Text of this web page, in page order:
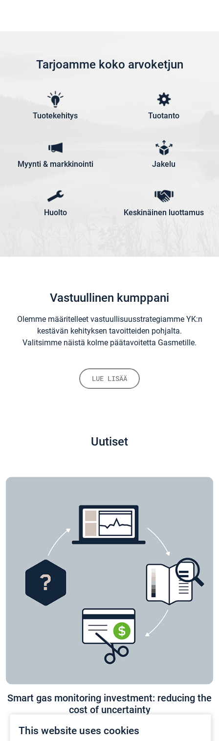
This website uses cookies
Tarjoamme koko arvoketjun
Tuotekehitys Tuotanto
Myynti & markkinointi Jakelu
Huolto Keskinäinen luottamus
Vastuullinen kumppani
Olemme määritelleet vastuullisuusstrategiamme YK:n
kestävän kehityksen tavoitteiden pohjalta.
Valitsimme näistä kolme päätavoitetta Gasmetille.
LUE LISÄÄ
Uutiset
Smart gas monitoring investment: reducing the
cost of uncertainty
23.07.2026